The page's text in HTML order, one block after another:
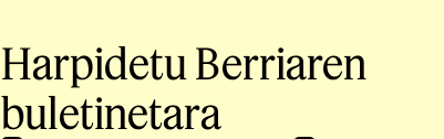
Harpidetu Berriaren
buletinetara